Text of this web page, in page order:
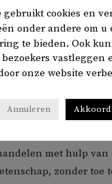
het vaak om
waarbij meer dan
Grieken.
met hulp van
zonder toe
gebruikt cookies en
onder andere om u
te bieden. Ook
vastleggen
onze website
Annuleren Akkoord